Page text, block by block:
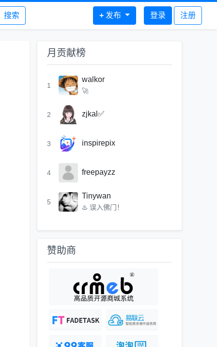
搜索 + 发布 登录 注册
月贡献榜
1
walkor
🚀
2 zjkal✅
3 inspirepix
4 freepayzz
5
Tinywan
♨️ 误入佛门！
赞助商